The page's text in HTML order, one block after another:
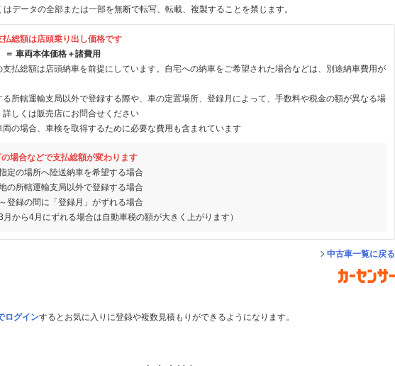
データの全部または一部を無断で転写、転載、複製することを禁じます。
払総額は店頭乗り出し価格です
＝ 車両本体価格＋諸費用
払総額は店頭納車を前提にしています。自宅への納車をご希望された場合などは、別途納車費用が
所轄運輸支局以外で登録する際や、車の定置場所、登録月によって、手数料や税金の額が異なる場
詳しくは販売店にお問合せください
の場合、車検を取得するために必要な費用も含まれています
の場合などで支払総額が変わります
定の場所へ陸送納車を希望する場合
の所轄運輸支局以外で登録する場合
登録の間に「登録月」がずれる場合
月から4月にずれる場合は自動車税の額が大きく上がります）
中古車一覧に戻る
ログインするとお気に入りに登録や複数見積もりができるようになります。